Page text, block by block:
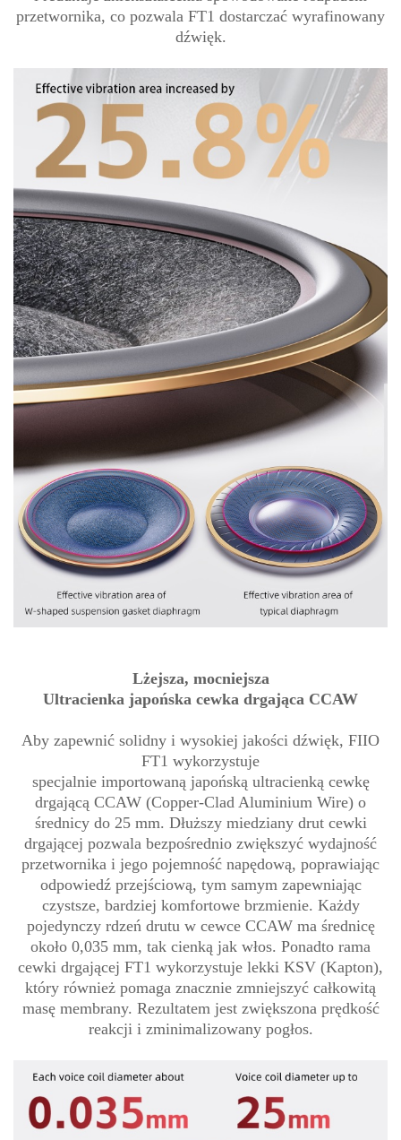
przetwornika, co pozwala FT1 dostarczać wyrafinowany
dźwięk.
Lżejsza, mocniejsza
Ultracienka japońska cewka drgająca CCAW
Aby zapewnić solidny i wysokiej jakości dźwięk, FIIO
FT1 wykorzystuje
specjalnie importowaną japońską ultracienką cewkę
drgającą CCAW (Copper-Clad Aluminium Wire) o
średnicy do 25 mm. Dłuższy miedziany drut cewki
drgającej pozwala bezpośrednio zwiększyć wydajność
przetwornika i jego pojemność napędową, poprawiając
odpowiedź przejściową, tym samym zapewniając
czystsze, bardziej komfortowe brzmienie. Każdy
pojedynczy rdzeń drutu w cewce CCAW ma średnicę
około 0,035 mm, tak cienką jak włos. Ponadto rama
cewki drgającej FT1 wykorzystuje lekki KSV (Kapton),
który również pomaga znacznie zmniejszyć całkowitą
masę membrany. Rezultatem jest zwiększona prędkość
reakcji i zminimalizowany pogłos.